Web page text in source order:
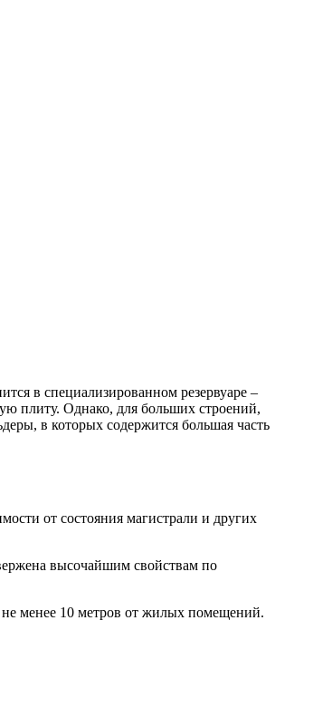
в специализированном резервуаре –
плиту. Однако, для больших строений,
в которых содержится большая часть
от состояния магистрали и других
высочайшим свойствам по
не менее 10 метров от жилых помещений.